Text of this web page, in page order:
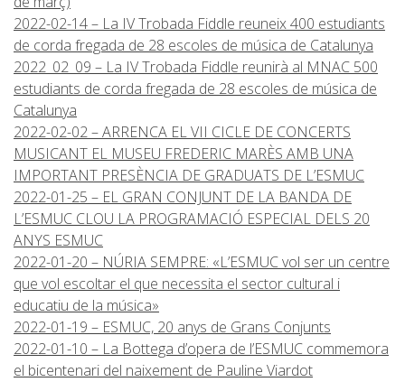
2022-02-14 – La IV Trobada Fiddle reuneix 400 estudiants
de corda fregada de 28 escoles de música de Catalunya
2022_02_09 – La IV Trobada Fiddle reunirà al MNAC 500
estudiants de corda fregada de 28 escoles de música de
Catalunya
2022-02-02 – ARRENCA EL VII CICLE DE CONCERTS
MUSICANT EL MUSEU FREDERIC MARÈS AMB UNA
IMPORTANT PRESÈNCIA DE GRADUATS DE L’ESMUC
2022-01-25 – EL GRAN CONJUNT DE LA BANDA DE
L’ESMUC CLOU LA PROGRAMACIÓ ESPECIAL DELS 20
ANYS ESMUC
2022-01-20 – NÚRIA SEMPRE: «L’ESMUC vol ser un centre
que vol escoltar el que necessita el sector cultural i
educatiu de la música»
2022-01-19 – ESMUC, 20 anys de Grans Conjunts
2022-01-10 – La Bottega d’opera de l’ESMUC commemora
el bicentenari del naixement de Pauline Viardot